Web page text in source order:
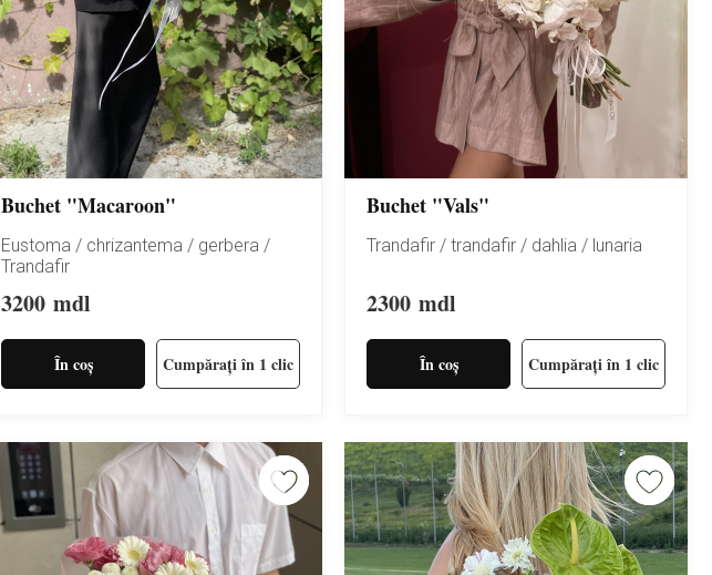
Buchet "Macaroon"
Eustoma / chrizantema / gerbera /
Trandafir
3200 mdl
În coș Cumpărați în 1 clic
Buchet "Vals"
Trandafir / trandafir / dahlia / lunaria
2300 mdl
În coș Cumpărați în 1 clic